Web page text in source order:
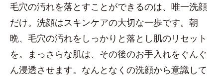
毛穴の汚れを落とすことができるのは、唯一洗顔
だけ。洗顔はスキンケアの大切な一歩です。朝
晩、毛穴の汚れをしっかりと落とし肌のリセット
を。まっさらな肌は、その後のお手入れをぐんぐ
ん浸透させます。なんとなくの洗顔から意識して